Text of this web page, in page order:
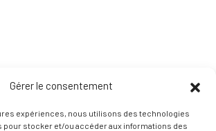
Gérer le consentement
expériences, nous utilisons des technologies
pour stocker et/ou accéder aux informations des